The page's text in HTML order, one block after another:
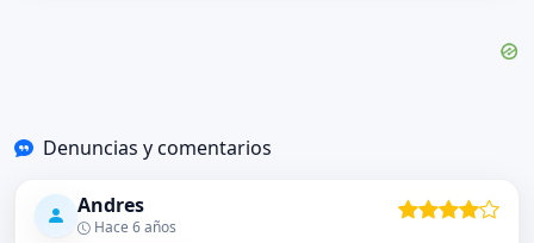
Denuncias y comentarios
Andres
Hace 6 años